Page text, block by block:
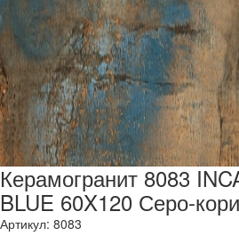
Керамогранит 8083
BLUE 60X120 Серо-
Артикул: 8083